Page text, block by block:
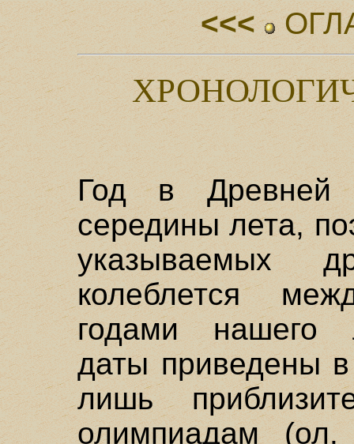
<<<
Год в Древней
середины лета,
указываемых
колеблется
годами нашего
даты приведены
лишь
олимпиадам